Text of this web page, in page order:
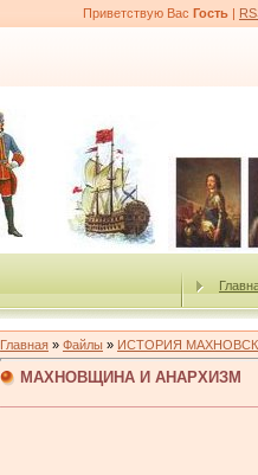
Приветствую Вас Гость |
Главная » Файлы » ИСТОРИЯ
МАХНОВЩИНА И АНАРХИЗМ